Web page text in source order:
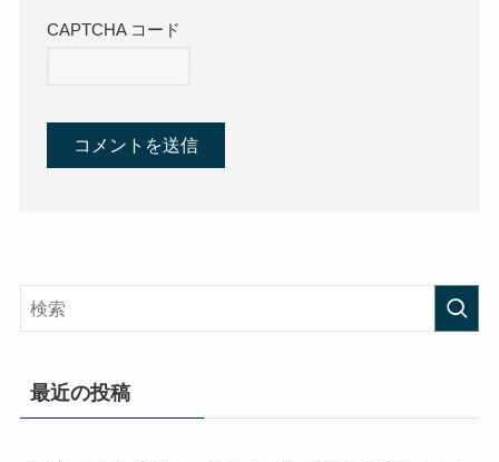
CAPTCHA コード
最近の投稿